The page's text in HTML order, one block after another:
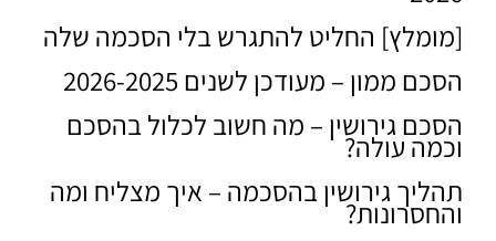
[מומלץ] החליט להתגרש בלי הסכמה שלה
הסכם ממון – מעודכן לשנים 2026-2025
הסכם גירושין – מה חשוב לכלול בהסכם
וכמה עולה?
תהליך גירושין בהסכמה – איך מצליח ומה
והחסרונות?